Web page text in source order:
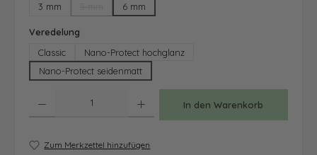
3 mm
(Diese Option ist zurzeit nicht verfügbar.)
6 mm
Veredelung
Classic
Nano-Protect hochglanz
Nano-Protect seidenmatt
In den Warenkorb
Zum Merkzettel hinzufügen